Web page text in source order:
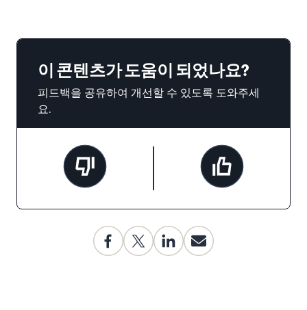
이 콘텐츠가 도움이 되었나요?
피드백을 공유하여 개선할 수 있도록 도와주세
요.